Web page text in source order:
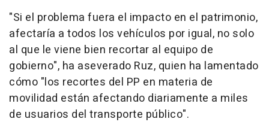
"Si el problema fuera el impacto en el patrimonio,
afectaría a todos los vehículos por igual, no solo
al que le viene bien recortar al equipo de
gobierno", ha aseverado Ruz, quien ha lamentado
cómo "los recortes del PP en materia de
movilidad están afectando diariamente a miles
de usuarios del transporte público".